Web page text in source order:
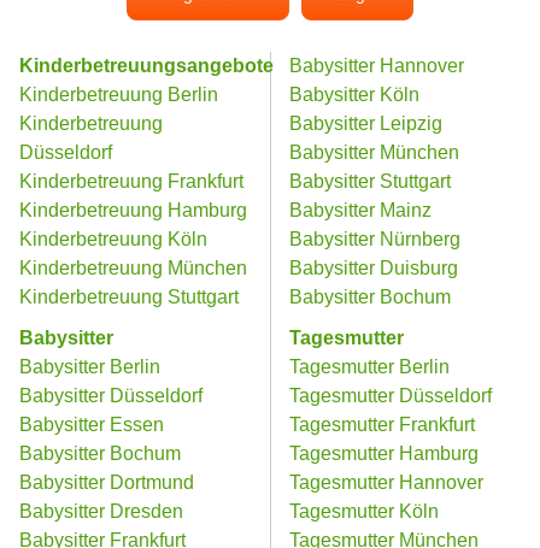
Kinderbetreuungsangebote
Kinderbetreuung Berlin
Kinderbetreuung
Düsseldorf
Kinderbetreuung Frankfurt
Kinderbetreuung Hamburg
Kinderbetreuung Köln
Kinderbetreuung München
Kinderbetreuung Stuttgart
Babysitter
Babysitter Berlin
Babysitter Düsseldorf
Babysitter Essen
Babysitter Bochum
Babysitter Dortmund
Babysitter Dresden
Babysitter Frankfurt
Babysitter Hannover
Babysitter Köln
Babysitter Leipzig
Babysitter München
Babysitter Stuttgart
Babysitter Mainz
Babysitter Nürnberg
Babysitter Duisburg
Babysitter Bochum
Tagesmutter
Tagesmutter Berlin
Tagesmutter Düsseldorf
Tagesmutter Frankfurt
Tagesmutter Hamburg
Tagesmutter Hannover
Tagesmutter Köln
Tagesmutter München